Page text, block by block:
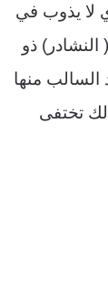
لا يذوب في
النشادر) ذو
السالب منها
تختفى